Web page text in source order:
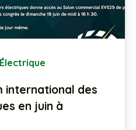
international des
en juin à